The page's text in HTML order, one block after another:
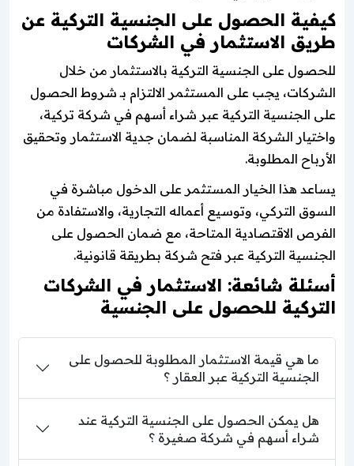
كيفية الحصول على الجنسية التركية عن
طريق الاستثمار في الشركات
للحصول على الجنسية التركية بالاستثمار من خلال
الشركات، يجب على المستثمر الالتزام بـ شروط الحصول
على الجنسية التركية عبر شراء أسهم في شركة تركية،
واختيار الشركة المناسبة لضمان جدية الاستثمار وتحقيق
الأرباح المطلوبة.
يساعد هذا الخيار المستثمر على الدخول مباشرة في
السوق التركي، وتوسيع أعماله التجارية، والاستفادة من
الفرص الاقتصادية المتاحة، مع ضمان الحصول على
الجنسية التركية عبر فتح شركة بطريقة قانونية.
أسئلة شائعة: الاستثمار في الشركات
التركية للحصول على الجنسية
ما هي قيمة الاستثمار المطلوبة للحصول على
الجنسية التركية عبر العقار ؟
هل يمكن الحصول على الجنسية التركية عند
شراء أسهم في شركة صغيرة ؟